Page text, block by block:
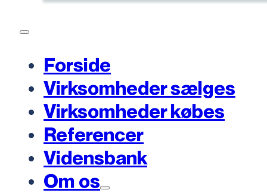
Forside
Virksomheder sælges
Virksomheder købes
Referencer
Vidensbank
Om os